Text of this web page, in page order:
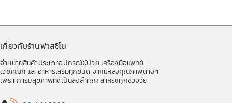
เกี่ยวกับร้านฟาสซิโน
จำหน่ายสินค้าประเภทอุปกรณ์ผู้ป่วย เครื่องมือแพทย์
เวชภัณฑ์ และอาหารเสริมทุกชนิด จากแหล่งคุณภาพต่างๆ
เพราะการมีสุขภาพที่ดีเป็นสิ่งสำคัญ สำหรับทุกช่วงวัย